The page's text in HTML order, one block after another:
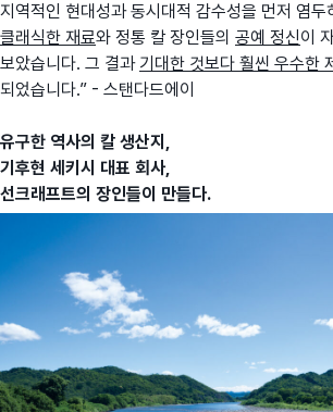
지역적인 현대성과 동시대적 감수성을 먼저 염두
클래식한 재료와 정통 칼 장인들의 공예 정신이
보았습니다. 그 결과 기대한 것보다 훨씬 우수한
되었습니다.” - 스탠다드에이
유구한 역사의 칼 생산지,
기후현 세키시 대표 회사,
선크래프트의 장인들이 만들다.